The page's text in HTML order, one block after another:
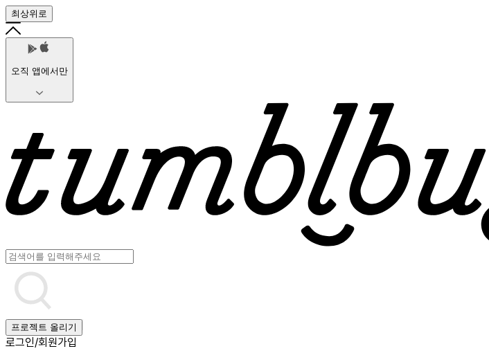
최상위로
오직 앱에서만
프로젝트 올리기
로그인/회원가입